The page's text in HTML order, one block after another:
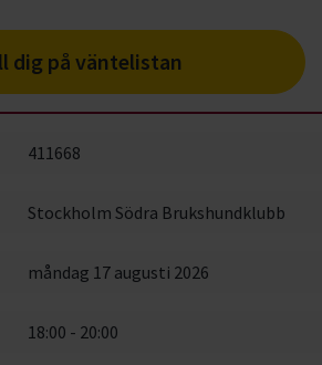
dig på väntelistan
411668
Stockholm Södra Brukshundklubb
måndag 17 augusti 2026
18:00 - 20:00